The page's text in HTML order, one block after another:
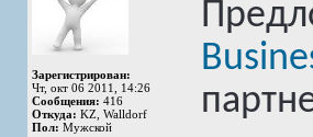
Зарегистрирован:
Чт, окт 06 2011, 14:26
Сообщения: 416
Откуда: KZ, Walldorf
Пол: Мужской